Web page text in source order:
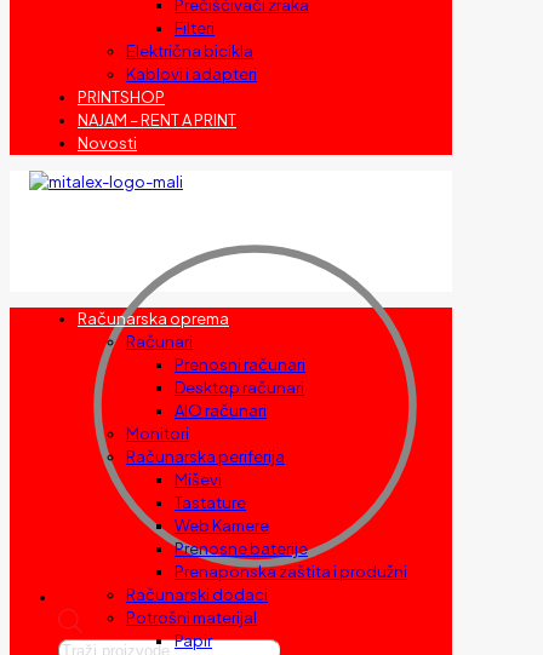
Prečišćivači zraka
Filteri
Električna bicikla
Kablovi i adapteri
PRINTSHOP
NAJAM – RENT A PRINT
Novosti
Products
Računarska oprema
Računari
Prenosni računari
Desktop računari
AIO računari
Monitori
Računarska periferija
Miševi
Tastature
Web Kamere
Prenosne baterije
Prenaponska zaštita i produžni
Računarski dodaci
Potrošni materijal
Papir